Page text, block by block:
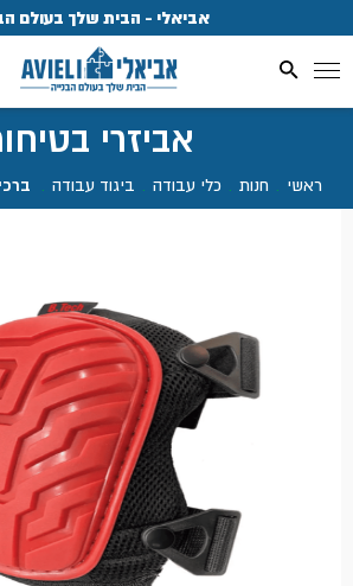
אביאלי - הבית שלך בעולם
אביזרי
ראשי חנות כלי עבודה ביגוד עבודה